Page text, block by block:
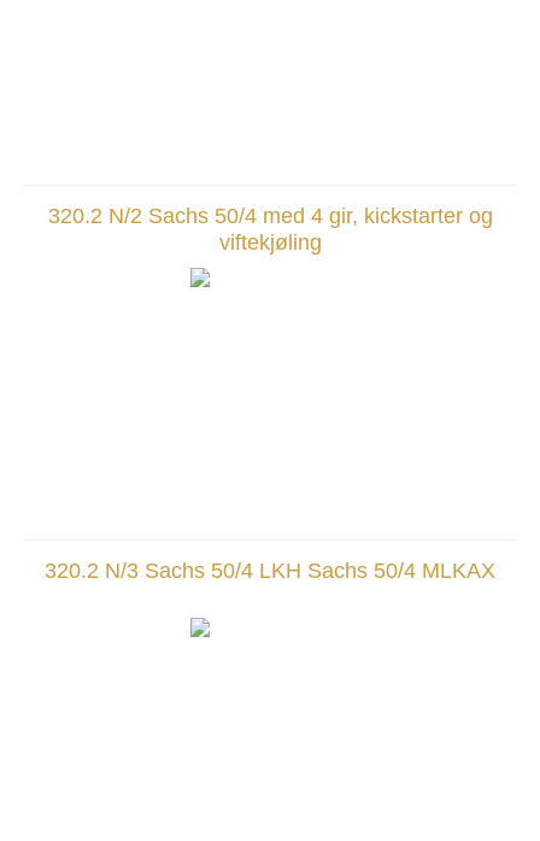
320.2 N/2 Sachs 50/4 med 4 gir, kickstarter og
viftekjøling
320.2 N/3 Sachs 50/4 LKH Sachs 50/4 MLKAX